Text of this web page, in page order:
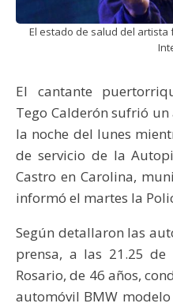
El estado de salud del
El cantante
Tego Calderón sufrió
la noche del lunes
de servicio de la
Castro en Carolina,
informó el martes la
Según detallaron las
prensa, a las 21.25 de
Rosario, de 46 años,
automóvil BMW modelo